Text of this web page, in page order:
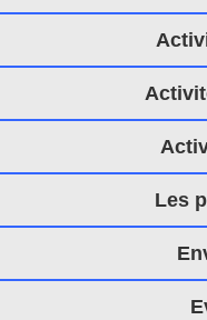
Les